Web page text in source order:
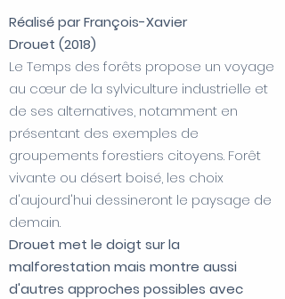
Réalisé par François-Xavier
Drouet (2018)
Le Temps des forêts propose un voyage
au cœur de la sylviculture industrielle et
de ses alternatives, notamment en
présentant des exemples de
groupements forestiers citoyens. Forêt
vivante ou désert boisé, les choix
d'aujourd'hui dessineront le paysage de
demain.
Drouet met le doigt sur la
malforestation mais montre aussi
d'autres approches possibles avec